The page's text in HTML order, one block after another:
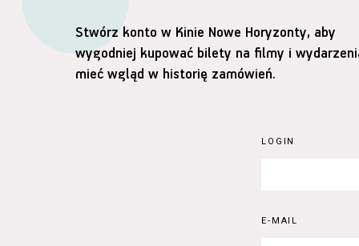
Stwórz konto w Kinie Nowe Horyzonty, aby
wygodniej kupować bilety na filmy i
mieć wgląd w historię zamówień.
LOGIN
E-MAIL